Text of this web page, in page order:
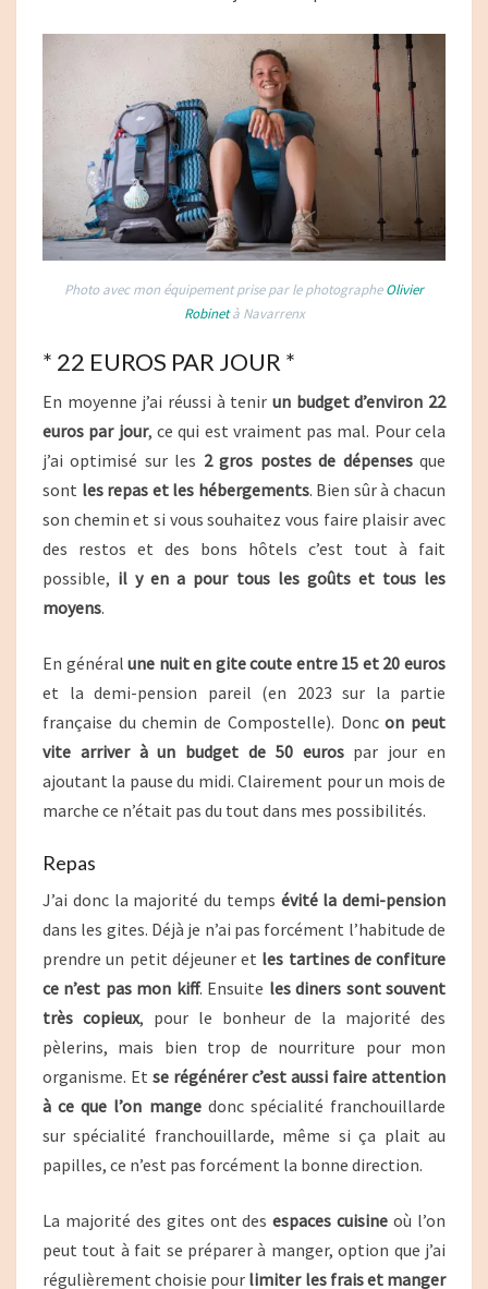
Photo avec mon équipement prise par le photographeOlivier
Robinetà Navarrenx
* 22 EUROS PAR JOUR *
En moyenne j’ai réussi à tenir un budget d’environ 22
euros par jour, ce qui est vraiment pas mal. Pour cela
j’ai optimisé sur les 2 gros postes de dépensesque
sont les repas et les hébergements. Bien sûr à chacun
son chemin et si vous souhaitez vous faire plaisir avec
des restos et des bons hôtels c’est tout à fait
possible, il y en a pour tous les goûts et tous les
moyens.
En généralune nuit en gite coute entre 15 et 20 euros
et la demi-pension pareil (en 2023 sur la partie
française du chemin de Compostelle). Doncon peut
vite arriver à un budget de 50 euros par jour en
ajoutant la pause du midi. Clairement pour un mois de
marche ce n’était pas du tout dans mes possibilités.
Repas
J’ai donc la majorité du temps évité la demi-pension
dans les gites. Déjà je n’ai pas forcément l’habitude de
prendre un petit déjeuner et les tartines de confiture
ce n’est pas mon kiff. Ensuite les diners sont souvent
très copieux, pour le bonheur de la majorité des
pèlerins, mais bien trop de nourriture pour mon
organisme. Et se régénérer c’est aussi faire attention
à ce que l’on mangedonc spécialité franchouillarde
sur spécialité franchouillarde, même si ça plait au
papilles, ce n’est pas forcément la bonne direction.
La majorité des gites ont desespaces cuisine où l’on
peut tout à fait se préparer à manger, option que j’ai
régulièrement choisie pour limiter les frais et manger